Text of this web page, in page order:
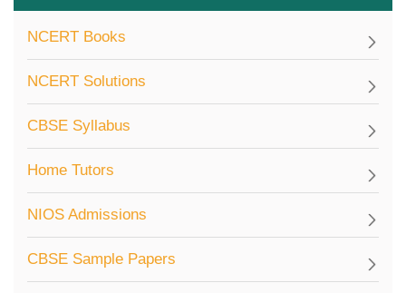
NCERT Books
NCERT Solutions
CBSE Syllabus
Home Tutors
NIOS Admissions
CBSE Sample Papers